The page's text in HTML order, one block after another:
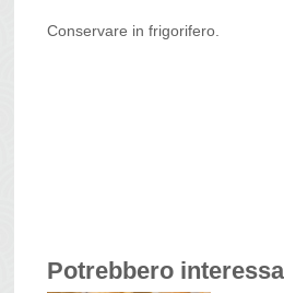
Conservare in frigorifero.
Potrebbero